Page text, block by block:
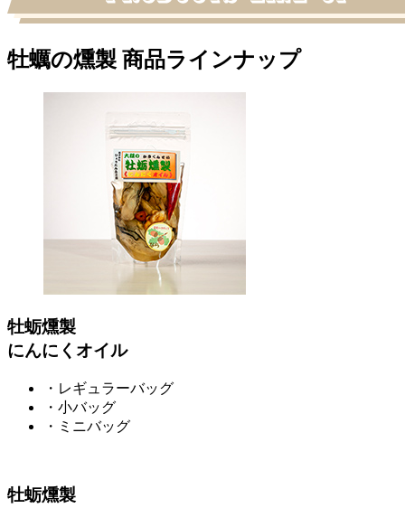
牡蠣の燻製 商品ラインナップ
牡蛎燻製
にんにくオイル
・レギュラーバッグ
・小バッグ
・ミニバッグ
牡蛎燻製